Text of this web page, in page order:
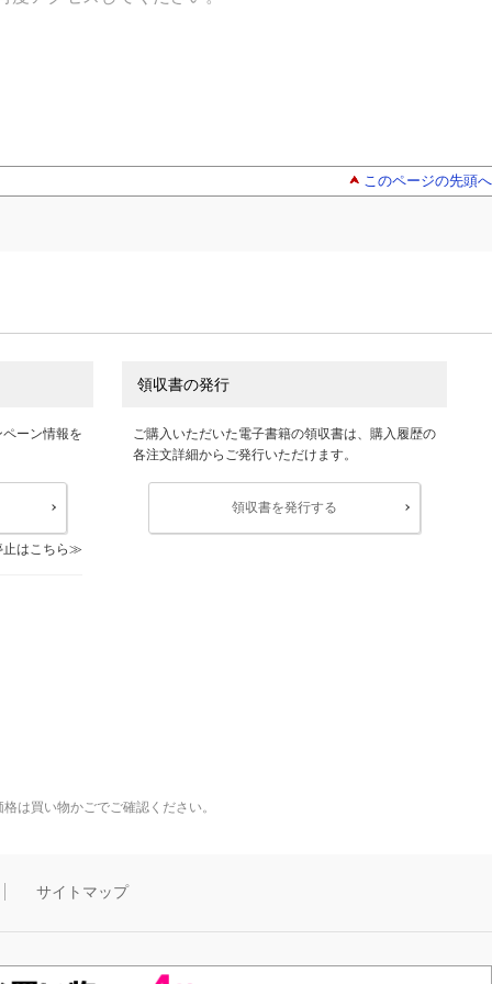
このページの先頭へ
ーン情報を
はこちら
領収書の発行
ご購入いただいた電子書籍の領収書は、購入履歴の
各注文詳細からご発行いただけます。
領収書を発行する
は買い物かごでご確認ください。
サイトマップ